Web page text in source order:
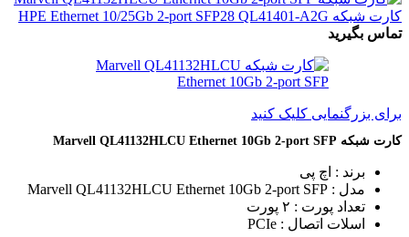
کارت شبکه HPE Ethernet 10/25Gb 2-port SFP28 QL41401-A2G
تماس بگیرید
برای بزرگنمایی کلیک کنید
کارت شبکه‌ Marvell QL41132HLCU Ethernet 10Gb 2-port SFP
برند : اچ پی
مدل : Marvell QL41132HLCU Ethernet 10Gb 2-port SFP
تعداد پورت : ۲ پورت
اسلات اتصال : PCIe